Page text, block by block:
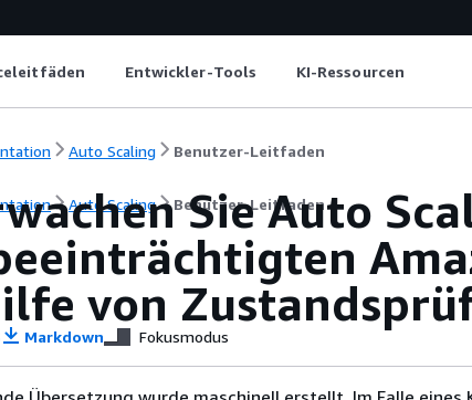
Entwickler-Tools KI-Ressourcen
Auto Scaling Benutzer-Leitfaden
Auto Scaling Benutzer-Leitfaden
Sie Auto
von
Markdown Fokusmodus